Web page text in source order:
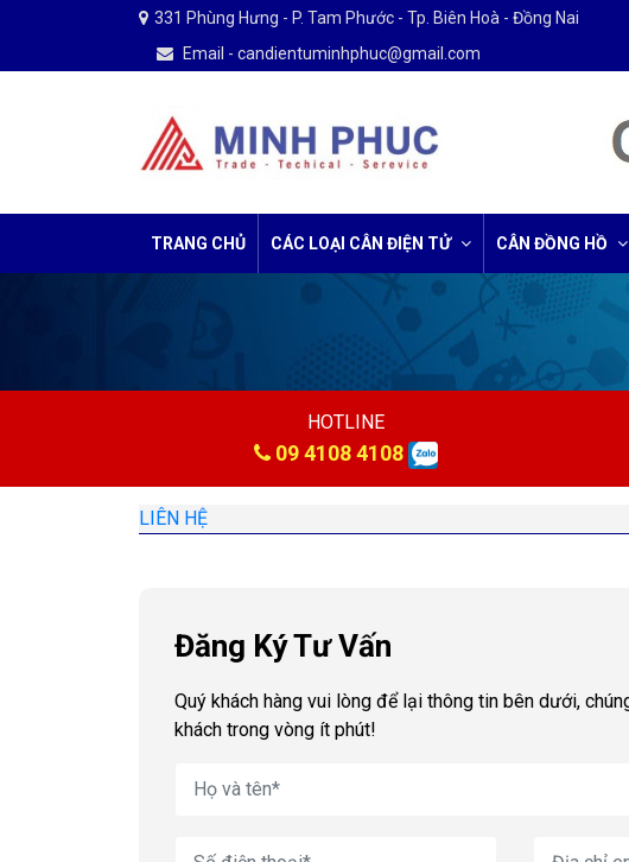
331 Phùng Hưng - P. Tam Phước - Tp. Biên Hoà - Đồng Nai
Email - candientuminhphuc@gmail.com
TRANG CHỦ CÁC LOẠI CÂN ĐIỆN TỬ CÂN ĐỒNG HỒ
HOTLINE
09 4108 4108
LIÊN HỆ
Đăng Ký Tư Vấn
Quý khách hàng vui lòng để lại thông tin bên dưới,
khách trong vòng ít phút!